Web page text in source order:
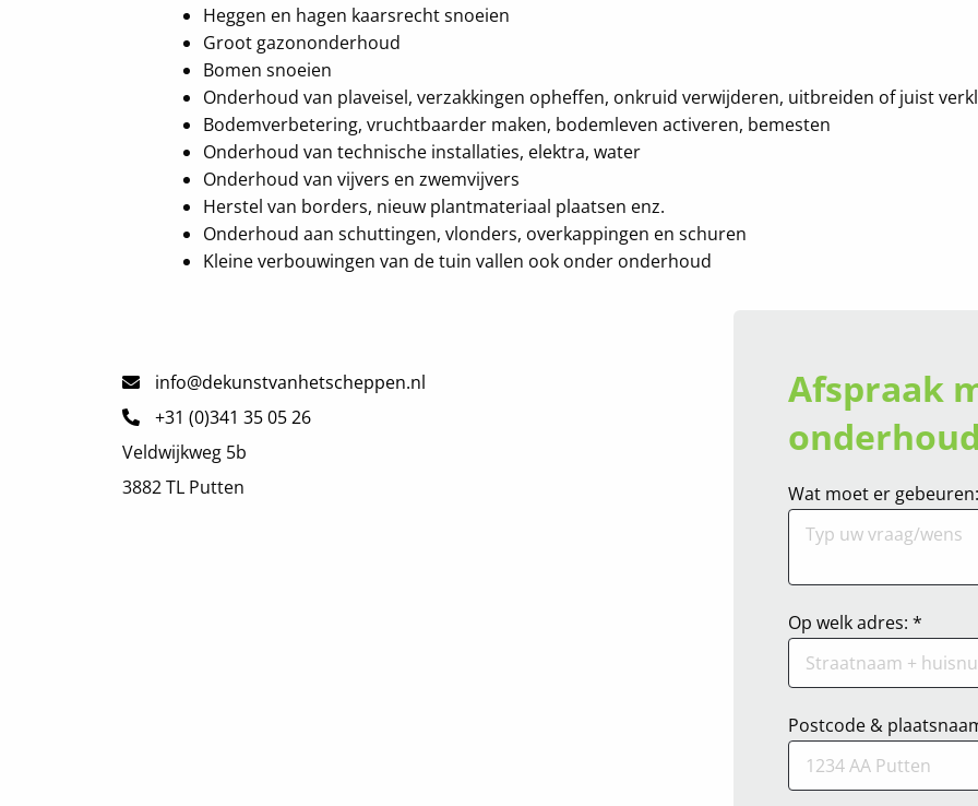
Heggen en hagen kaarsrecht snoeien
Groot gazononderhoud
Bomen snoeien
Onderhoud van plaveisel, verzakkingen opheffen, onkruid verwijderen, uitbreiden of juist
Bodemverbetering, vruchtbaarder maken, bodemleven activeren, bemesten
Onderhoud van technische installaties, elektra, water
Onderhoud van vijvers en zwemvijvers
Herstel van borders, nieuw plantmateriaal plaatsen enz.
Onderhoud aan schuttingen, vlonders, overkappingen en schuren
Kleine verbouwingen van de tuin vallen ook onder onderhoud
info@dekunstvanhetscheppen.nl
+31 (0)341 35 05 26
Veldwijkweg 5b
3882 TL Putten
Afspraak
Wat moet er
Op welk adres: *
Postcode &